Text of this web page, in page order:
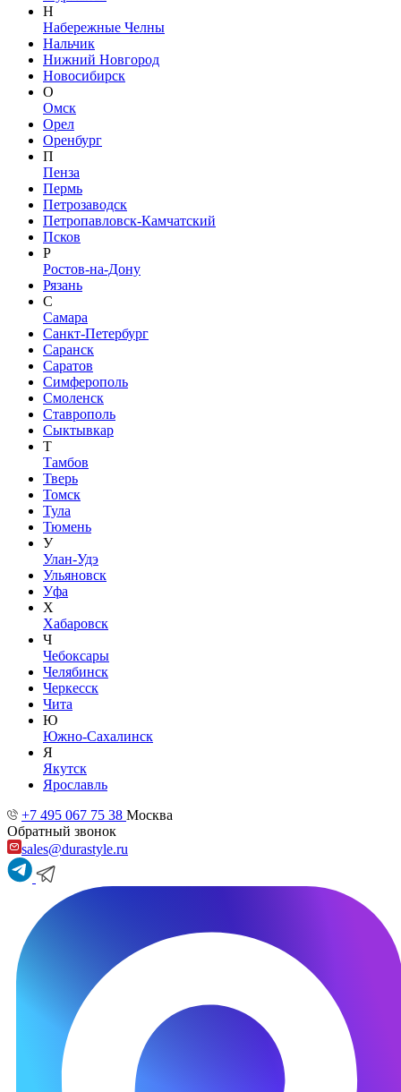
Н
Набережные Челны
Нальчик
Нижний Новгород
Новосибирск
О
Омск
Орел
Оренбург
П
Пенза
Пермь
Петрозаводск
Петропавловск-Камчатский
Псков
Р
Ростов-на-Дону
Рязань
С
Самара
Санкт-Петербург
Саранск
Саратов
Симферополь
Смоленск
Ставрополь
Сыктывкар
Т
Тамбов
Тверь
Томск
Тула
Тюмень
У
Улан-Удэ
Ульяновск
Уфа
Х
Хабаровск
Ч
Чебоксары
Челябинск
Черкесск
Чита
Ю
Южно-Сахалинск
Я
Якутск
Ярославль
+7 495 067 75 38 Москва
Обратный звонок
sales@durastyle.ru